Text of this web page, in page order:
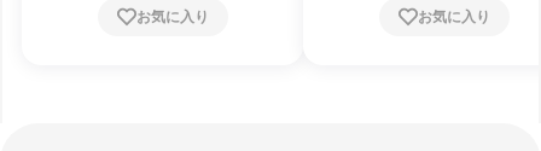
お気に入り お気に入り